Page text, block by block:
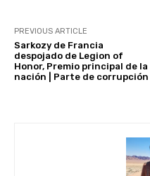
PREVIOUS ARTICLE
Sarkozy de Francia
despojado de Legion of
Honor, Premio principal de la
nación | Parte de corrupción